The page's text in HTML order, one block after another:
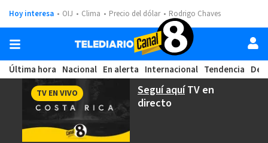
Hoy interesa OIJ Clima Precio del dólar Rodrigo Chaves
Última hora Nacional En alerta Internacional Tendencia
Seguí aquíTV en
directo
TV EN VIVO